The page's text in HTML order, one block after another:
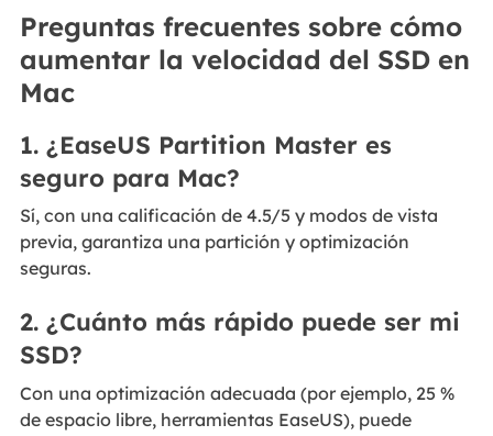
Preguntas frecuentes sobre cómo
aumentar la velocidad del SSD en
Mac
1. ¿EaseUS Partition Master es
seguro para Mac?
Sí, con una calificación de 4.5/5 y modos de vista
previa, garantiza una partición y optimización
seguras.
2. ¿Cuánto más rápido puede ser mi
SSD?
Con una optimización adecuada (por ejemplo, 25 %
de espacio libre, herramientas EaseUS), puede